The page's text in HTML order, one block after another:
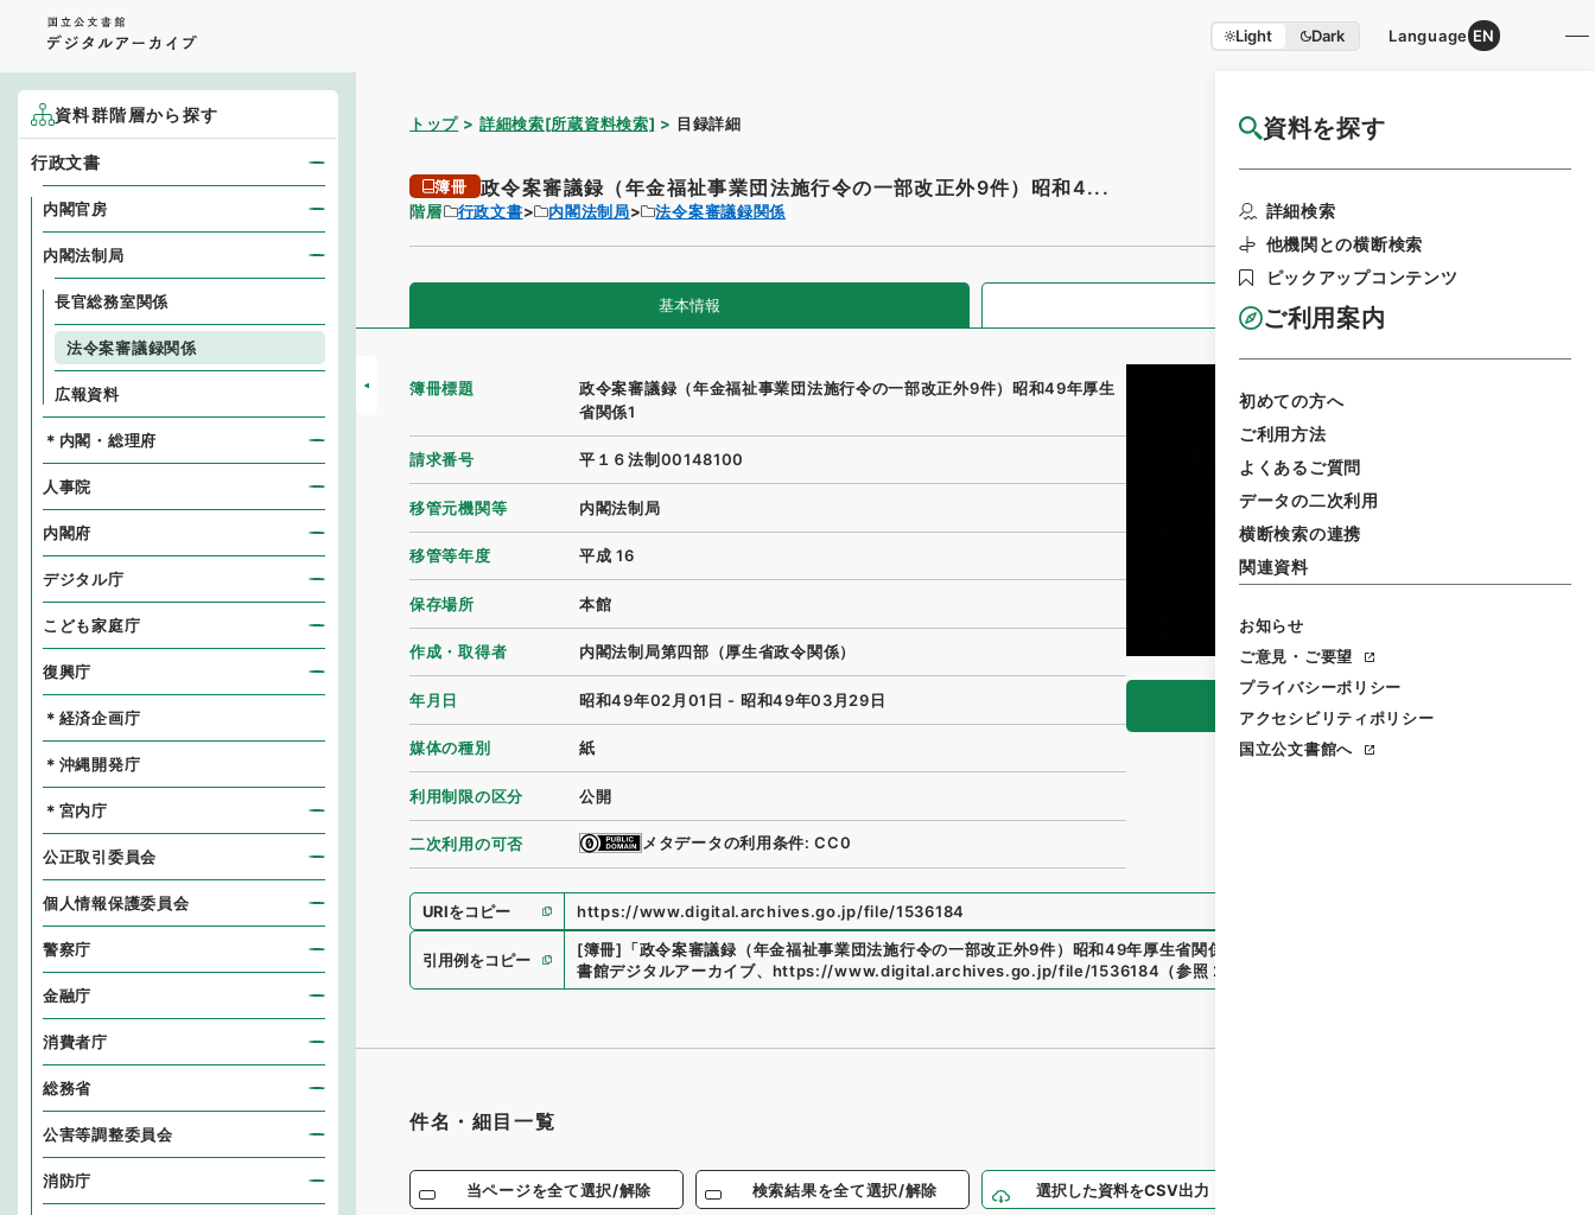
Light Dark Language EN
資料を探す
詳細検索
他機関との横断検索
ピックアップコンテンツ
ご利用案内
初めての方へ
ご利用方法
よくあるご質問
データの二次利用
横断検索の連携
関連資料
お知らせ
ご意見・ご要望
プライバシーポリシー
アクセシビリティポリシー
国立公文書館へ
トップ 詳細検索[所蔵資料検索] 目録詳細 国立公文書館HP利用案内
簿冊 政令案審議録（年金福祉事業団法施行令の一部改正外9件）昭和4...
階層 行政文書 内閣法制局 法令案審議録関係
基本情報 全ての情報
簿冊標題
政令案審議録（年金福祉事業団法施行令の一部改正外9件）昭和49年厚生
省関係1
請求番号 平１６法制00148100
移管元機関等 内閣法制局
移管等年度 平成 16
保存場所 本館
作成・取得者 内閣法制局第四部（厚生省政令関係）
年月日 昭和49年02月01日 - 昭和49年03月29日
媒体の種別 紙
利用制限の区分 公開
二次利用の可否 メタデータの利用条件: CC0
URIをコピー https://www.digital.archives.go.jp/file/1536184
引用例をコピー
[簿冊] 「政令案審議録（年金福祉事業団法施行令の一部改正外9件）昭和49年厚生省関係1
書館デジタルアーカイブ、 https://www.digital.archives.go.jp/file/1536184 （参照 2026-08-07
件名・細目一覧
当ページを全て選択/解除 検索結果を全て選択/解除 選択した資料をCSV出力
資料群階層から探す
行政文書
内閣官房
内閣法制局
長官総務室関係
法令案審議録関係
広報資料
＊内閣・総理府
人事院
内閣府
デジタル庁
こども家庭庁
復興庁
＊経済企画庁
＊沖縄開発庁
＊宮内庁
公正取引委員会
個人情報保護委員会
警察庁
金融庁
消費者庁
総務省
公害等調整委員会
消防庁